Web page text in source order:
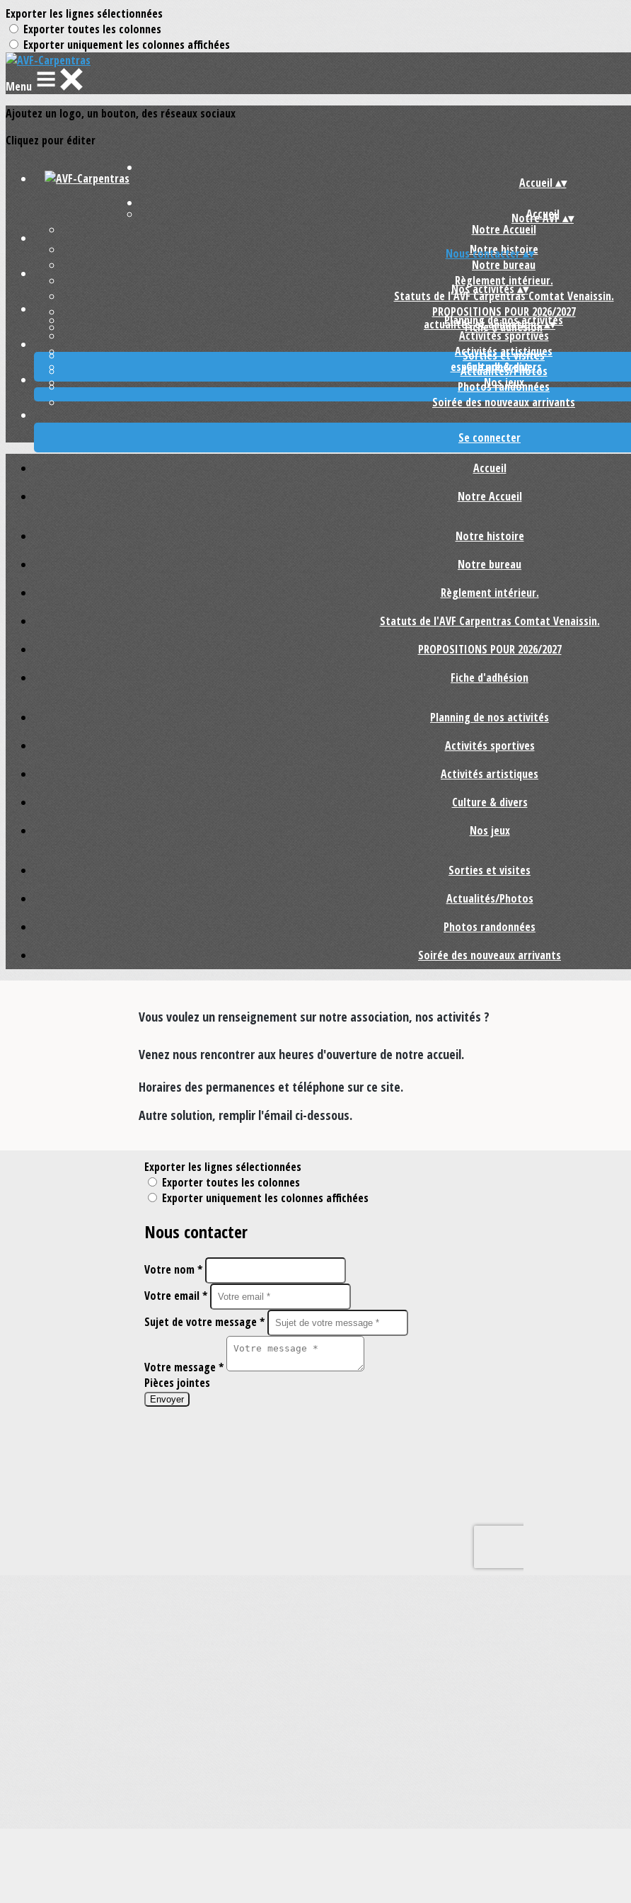
Exporter les lignes sélectionnées
Exporter toutes les colonnes
Exporter uniquement les colonnes affichées
Menu
Ajoutez un logo, un bouton, des réseaux sociaux
Cliquez pour éditer
Accueil▴▾
Accueil
Notre Accueil
Notre AVF▴▾
Notre histoire
Notre bureau
Règlement intérieur.
Statuts de l'AVF Carpentras Comtat Venaissin.
PROPOSITIONS POUR 2026/2027
Fiche d'adhésion
Nous contacter▴▾
Nos activités▴▾
Planning de nos activités
Activités sportives
Activités artistiques
Culture & divers
Nos jeux
actualités et animations▴▾
Sorties et visites
Actualités/Photos
Photos randonnées
Soirée des nouveaux arrivants
espace adhérent
Se connecter
Accueil
Notre Accueil
Notre histoire
Notre bureau
Règlement intérieur.
Statuts de l'AVF Carpentras Comtat Venaissin.
PROPOSITIONS POUR 2026/2027
Fiche d'adhésion
Planning de nos activités
Activités sportives
Activités artistiques
Culture & divers
Nos jeux
Sorties et visites
Actualités/Photos
Photos randonnées
Soirée des nouveaux arrivants
Vous voulez un renseignement sur notre association, nos activités ?
Venez nous rencontrer aux heures d'ouverture de notre accueil.
Horaires des permanences et téléphone sur ce site.
Autre solution, remplir l'émail ci-dessous.